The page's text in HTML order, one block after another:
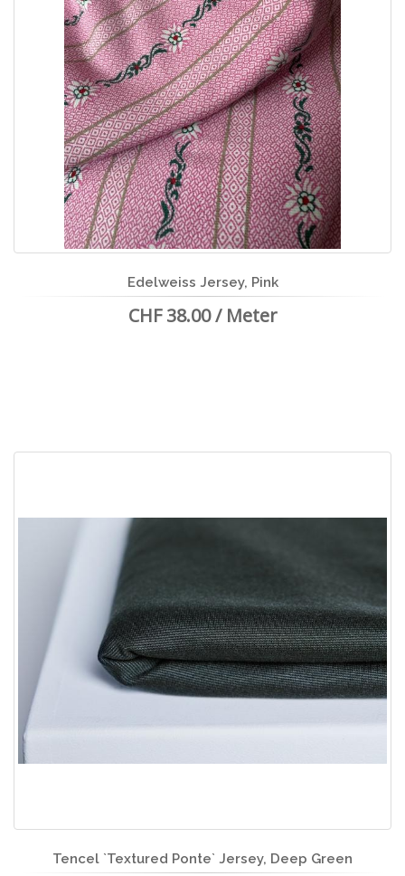
Edelweiss Jersey, Pink
CHF 38.00 / Meter
Tencel `Textured Ponte` Jersey, Deep Green